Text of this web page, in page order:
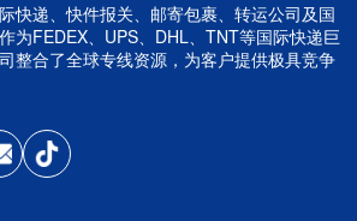
快递、快件报关、邮寄包裹、转运公司及国
为FEDEX、UPS、DHL、TNT等国际快递巨
整合了全球专线资源，为客户提供极具竞争